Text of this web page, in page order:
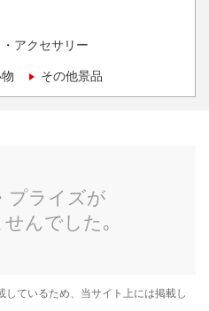
アクセサリー
その他景品